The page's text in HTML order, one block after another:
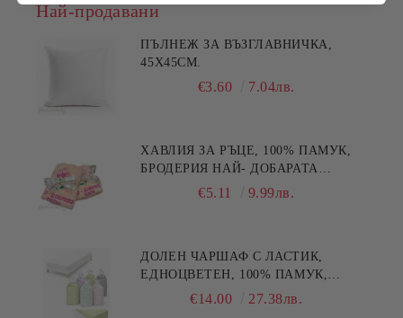
Най-продавани
ПЪЛНЕЖ ЗА ВЪЗГЛАВНИЧКА,
45X45СМ.
€3.60 7.04лв.
ХАВЛИЯ ЗА РЪЦЕ, 100% ПАМУК,
БРОДЕРИЯ НАЙ- ДОБАРАТА
МАЙКА/БАБА , РАЗМЕР:
€5.11 9.99лв.
ДОЛЕН ЧАРШАФ С ЛАСТИК,
ЕДНОЦВЕТЕН, 100% ПАМУК,
РАЗЛИЧНИ РАЗМЕРИ
€14.00 27.38лв.